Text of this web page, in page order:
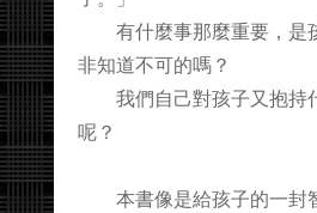
有什麼事那麼重要，是
非知道不可的嗎？
我們自己對孩子又抱持
呢？
本書像是給孩子的一封